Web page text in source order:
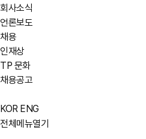
회사소식
언론보도
채용
인재상
TP 문화
채용공고
KOR ENG
전체메뉴열기